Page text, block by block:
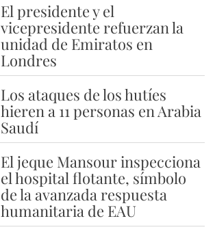
El presidente y el
vicepresidente refuerzan la
unidad de Emiratos en
Londres
Los ataques de los hutíes
hieren a 11 personas en Arabia
Saudí
El jeque Mansour inspecciona
el hospital flotante, símbolo
de la avanzada respuesta
humanitaria de EAU